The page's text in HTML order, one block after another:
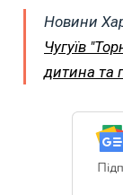
Новини
Чугуїв
дитина та